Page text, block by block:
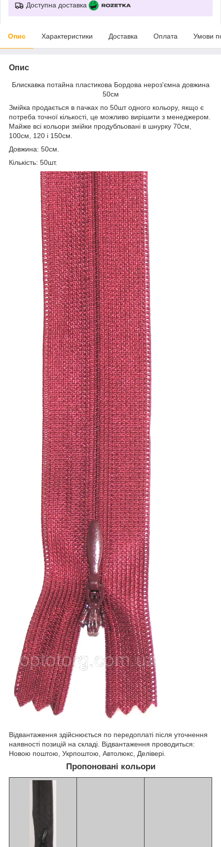
Доступна доставка
Опис Характеристики Доставка Оплата Умови
Опис
Блискавка потайна пластикова Бордова нероз'ємна довжина
50см
Змійка продається в пачках по 50шт одного кольору, якщо є
потреба точної кількості, це можливо вирішити з менеджером.
Майже всі кольори змійки продубльовані в шнурку 70см,
100см, 120 і 150см.
Довжина: 50см.
Кількість: 50шт.
Відвантаження здійснюється по передоплаті після уточнення
наявності позицій на складі. Відвантаження проводиться:
Новою поштою, Укрпоштою, Автолюкс, Делівері.
Пропоновані кольори